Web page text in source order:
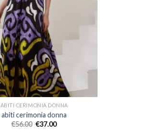
ABITI CERIMONIA DONNA
abiti cerimonia donna
€56.00 €37.00